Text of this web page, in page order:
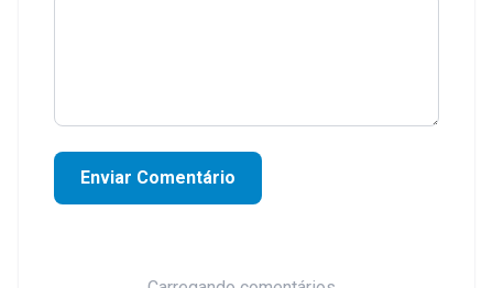
Enviar Comentário